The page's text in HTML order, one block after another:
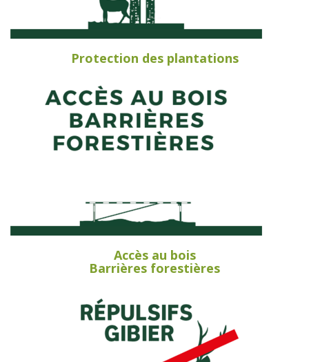
Protection des plantations
Accès au bois
Barrières forestières